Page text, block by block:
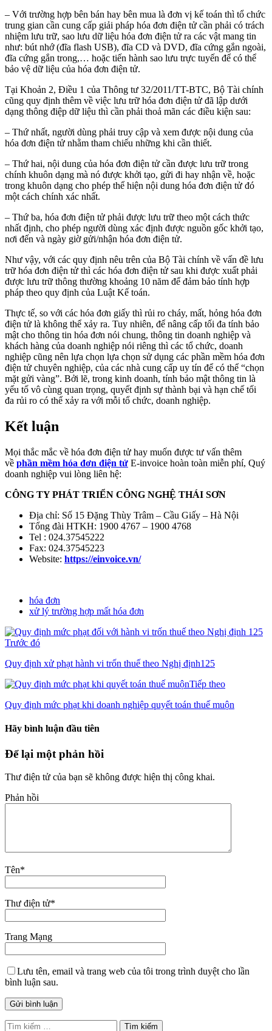
– Với trường hợp bên bán hay bên mua là đơn vị kế toán thì tổ chức
trung gian cần cung cấp giải pháp hóa đơn điện tử cần phải có trách
nhiệm lưu trữ, sao lưu dữ liệu hóa đơn điện tử ra các vật mang tin
như: bút nhớ (đĩa flash USB), đĩa CD và DVD, đĩa cứng gắn ngoài,
đĩa cứng gắn trong,… hoặc tiến hành sao lưu trực tuyến để có thể
bảo vệ dữ liệu của hóa đơn điện tử.
Tại Khoản 2, Điều 1 của Thông tư 32/2011/TT-BTC, Bộ Tài chính
cũng quy định thêm về việc lưu trữ hóa đơn điện tử đã lập dưới
dạng thông điệp dữ liệu thì cần phải thoả mãn các điều kiện sau:
– Thứ nhất, người dùng phải truy cập và xem được nội dung của
hóa đơn điện tử nhằm tham chiếu những khi cần thiết.
– Thứ hai, nội dung của hóa đơn điện tử cần được lưu trữ trong
chính khuôn dạng mà nó được khởi tạo, gửi đi hay nhận về, hoặc
trong khuôn dạng cho phép thể hiện nội dung hóa đơn điện tử đó
một cách chính xác nhất.
– Thứ ba, hóa đơn điện tử phải được lưu trữ theo một cách thức
nhất định, cho phép người dùng xác định được nguồn gốc khởi tạo,
nơi đến và ngày giờ gửi/nhận hóa đơn điện tử.
Như vậy, với các quy định nêu trên của Bộ Tài chính về vấn đề lưu
trữ hóa đơn điện tử thì các hóa đơn điện tử sau khi được xuất phải
được lưu trữ thông thường khoảng 10 năm để đảm bảo tính hợp
pháp theo quy định của Luật Kế toán.
Thực tế, so với các hóa đơn giấy thì rủi ro cháy, mất, hỏng hóa đơn
điện tử là không thể xảy ra. Tuy nhiên, để nâng cấp tối đa tính bảo
mật cho thông tin hóa đơn nói chung, thông tin doanh nghiệp và
khách hàng của doanh nghiệp nói riêng thì các tổ chức, doanh
nghiệp cũng nên lựa chọn lựa chọn sử dụng các phần mềm hóa đơn
điện tử chuyên nghiệp, của các nhà cung cấp uy tín để có thể “chọn
mặt gửi vàng”. Bởi lẽ, trong kinh doanh, tính bảo mật thông tin là
yếu tố vô cùng quan trọng, quyết định sự thành bại và hạn chế tối
đa rủi ro có thể xảy ra với mỗi tổ chức, doanh nghiệp.
Kết luận
Mọi thắc mắc về hóa đơn điện tử hay muốn được tư vấn thêm
về phần mềm hóa đơn điện tử E-invoice hoàn toàn miễn phí, Quý
doanh nghiệp vui lòng liên hệ:
CÔNG TY PHÁT TRIỂN CÔNG NGHỆ THÁI SƠN
Địa chỉ: Số 15 Đặng Thùy Trâm – Cầu Giấy – Hà Nội
Tổng đài HTKH: 1900 4767 – 1900 4768
Tel : 024.37545222
Fax: 024.37545223
Website: https://einvoice.vn/
hóa đơn
xử lý trường hợp mất hóa đơn
Trước đó
Quy định xử phạt hành vi trốn thuế theo Nghị định125
Tiếp theo
Quy định mức phạt khi doanh nghiệp quyết toán thuế muộn
Hãy bình luận đầu tiên
Để lại một phản hồi
Thư điện tử của bạn sẽ không được hiện thị công khai.
Phản hồi
Tên*
Thư điện tử*
Trang Mạng
Lưu tên, email và trang web của tôi trong trình duyệt cho lần
bình luận sau.
Tìm